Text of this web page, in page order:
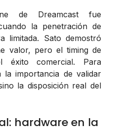
de Dreamcast fue
la penetración de
limitada. Sato demostró
valor, pero el timing de
éxito comercial. Para
importancia de validar
la disposición real del
hardware en la